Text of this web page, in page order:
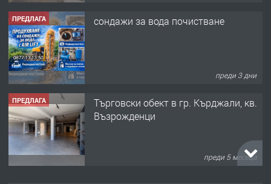
ПРЕДЛАГА
Tърговски обект в гр. Кърджали, кв.
Възрожденци